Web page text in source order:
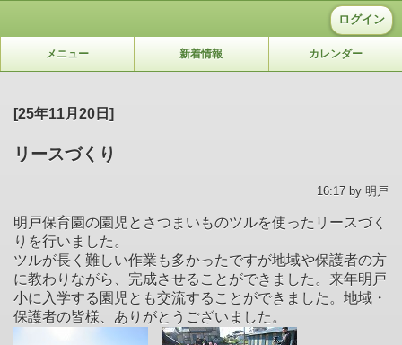
ログイン
メニュー 新着情報 カレンダー
[25年11月20日]
リースづくり
16:17 by 明戸
明戸保育園の園児とさつまいものツルを使ったリースづく
りを行いました。
ツルが長く難しい作業も多かったですが地域や保護者の方
に教わりながら、完成させることができました。来年明戸
小に入学する園児とも交流することができました。地域・
保護者の皆様、ありがとうございました。